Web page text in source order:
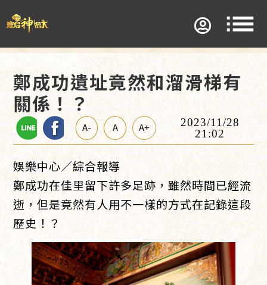
鄭成功遺址竟然和溜滑梯有
關係！？
A- A A+
2023/11/28
21:02
娛樂中心／綜合報導
鄭成功在佳里留下許多足跡，雖然時間已經流
逝，但是竟然有人用不一樣的方式在記錄這段
歷史！？